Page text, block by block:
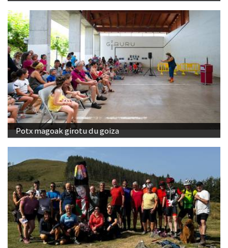
Potx magoak girotu du goiza